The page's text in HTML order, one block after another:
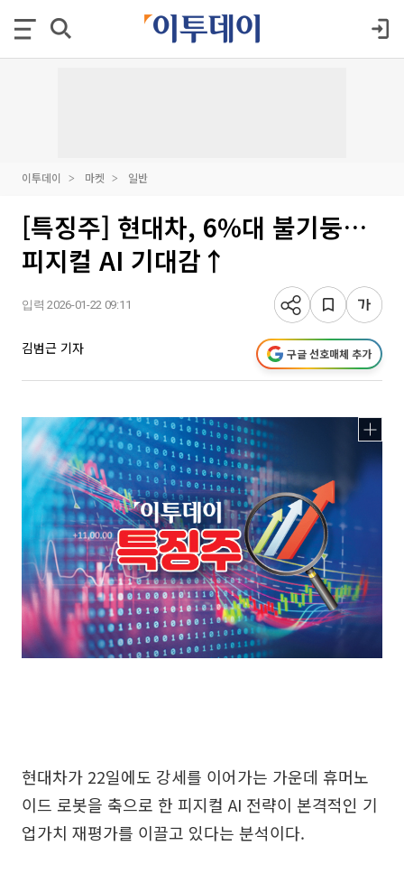
이투데이 마켓 일반
[특징주] 현대차, 6%대 불기둥…
피지컬 AI 기대감↑
입력 2026-01-22 09:11
김범근 기자 구글 선호매체 추가
현대차가 22일에도 강세를 이어가는 가운데 휴머노
이드 로봇을 축으로 한 피지컬 AI 전략이 본격적인 기
업가치 재평가를 이끌고 있다는 분석이다.